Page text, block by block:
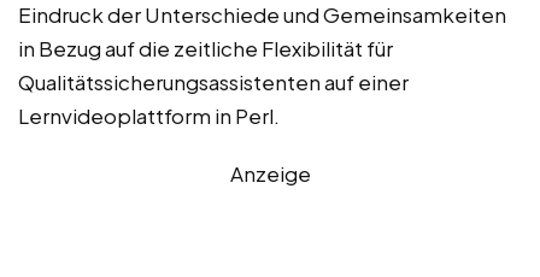
Eindruck der Unterschiede und Gemeinsamkeiten
in Bezug auf die zeitliche Flexibilität für
Qualitätssicherungsassistenten auf einer
Lernvideoplattform in Perl.
Anzeige